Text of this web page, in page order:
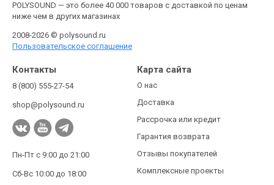
POLYSOUND — это более 40 000 товаров с доставкой по ценам
ниже чем в других магазинах
2008-2026 © polysound.ru
Пользовательское соглашение
Контакты
8 (800) 555-27-54
shop@polysound.ru
Пн-Пт с 9:00 до 21:00
Сб-Вс 10:00 до 18:00
Карта сайта
О нас
Доставка
Рассрочка или кредит
Гарантия возврата
Отзывы покупателей
Комплексные проекты